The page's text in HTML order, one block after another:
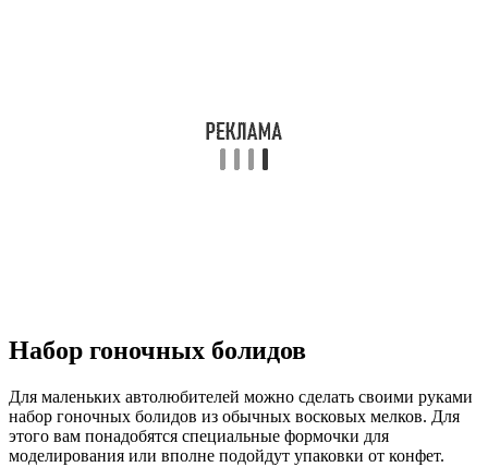
Набор гоночных болидов
Для маленьких автолюбителей можно сделать своими руками
набор гоночных болидов из обычных восковых мелков. Для
этого вам понадобятся специальные формочки для
моделирования или вполне подойдут упаковки от конфет.